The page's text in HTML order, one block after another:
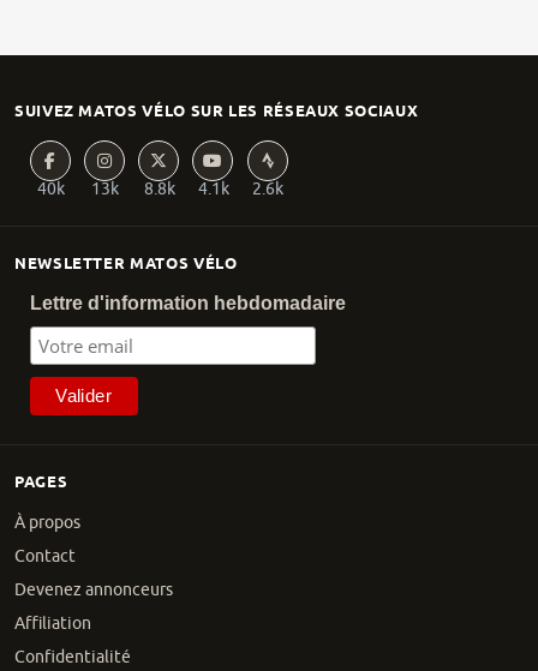
PAGES
À propos
Contact
Devenez annonceurs
Affiliation
Confidentialité
NEWSLETTER MATOS VÉLO
Lettre d'information hebdomadaire
SUIVEZ MATOS VÉLO SUR LES RÉSEAUX SOCIAUX
40k 13k 8.8k 4.1k 2.6k